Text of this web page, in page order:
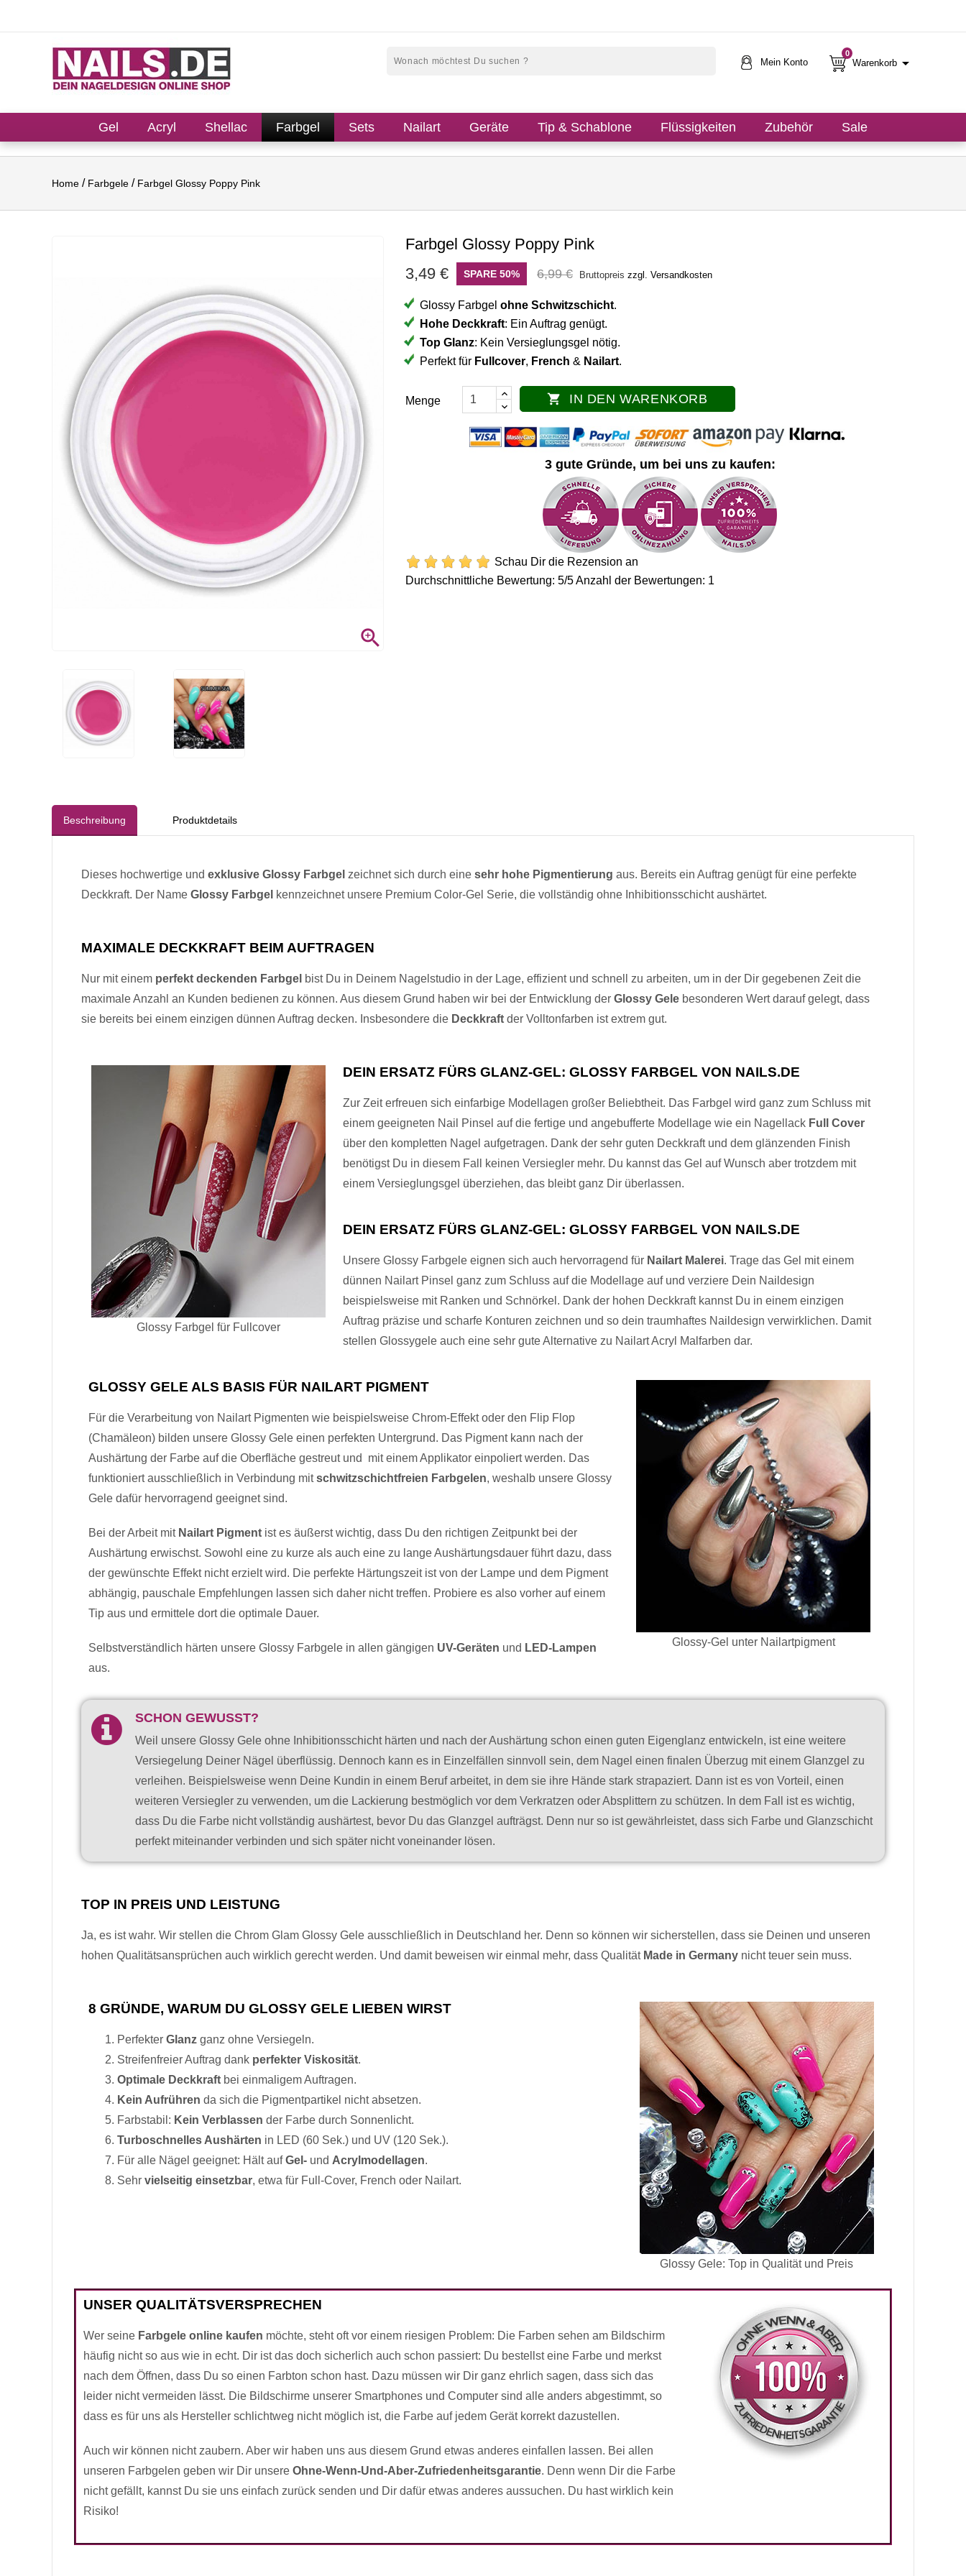
0
Warenkorb 
Mein Konto
Gel Acryl Shellac Farbgel Sets Nailart Geräte Tip & Schablone Flüssigkeiten Zubehör Sale
Home Farbgele Farbgel Glossy Poppy Pink

Farbgel Glossy Poppy Pink
3,49 €
SPARE 50% 6,99 € Bruttopreis zzgl. Versandkosten
Glossy Farbgel ohne Schwitzschicht.
Hohe Deckkraft: Ein Auftrag genügt.
Top Glanz: Kein Versieglungsgel nötig.
Perfekt für Fullcover, French & Nailart.
Menge  IN DEN WARENKORB
3 gute Gründe, um bei uns zu kaufen:
Schau Dir die Rezension an
Durchschnittliche Bewertung: 5/5 Anzahl der Bewertungen: 1
Beschreibung Produktdetails
Dieses hochwertige und exklusive Glossy Farbgel zeichnet sich durch eine sehr hohe Pigmentierung aus. Bereits ein Auftrag genügt für eine perfekte
Deckkraft. Der Name Glossy Farbgel kennzeichnet unsere Premium Color-Gel Serie, die vollständig ohne Inhibitionsschicht aushärtet.
MAXIMALE DECKKRAFT BEIM AUFTRAGEN
Nur mit einem perfekt deckenden Farbgel bist Du in Deinem Nagelstudio in der Lage, effizient und schnell zu arbeiten, um in der Dir gegebenen Zeit die
maximale Anzahl an Kunden bedienen zu können. Aus diesem Grund haben wir bei der Entwicklung der Glossy Gele besonderen Wert darauf gelegt, dass
sie bereits bei einem einzigen dünnen Auftrag decken. Insbesondere die Deckkraft der Volltonfarben ist extrem gut.
Glossy Farbgel für Fullcover
DEIN ERSATZ FÜRS GLANZ-GEL: GLOSSY FARBGEL VON NAILS.DE
Zur Zeit erfreuen sich einfarbige Modellagen großer Beliebtheit. Das Farbgel wird ganz zum Schluss mit
einem geeigneten Nail Pinsel auf die fertige und angebufferte Modellage wie ein Nagellack Full Cover
über den kompletten Nagel aufgetragen. Dank der sehr guten Deckkraft und dem glänzenden Finish
benötigst Du in diesem Fall keinen Versiegler mehr. Du kannst das Gel auf Wunsch aber trotzdem mit
einem Versieglungsgel überziehen, das bleibt ganz Dir überlassen.
DEIN ERSATZ FÜRS GLANZ-GEL: GLOSSY FARBGEL VON NAILS.DE
Unsere Glossy Farbgele eignen sich auch hervorragend für Nailart Malerei. Trage das Gel mit einem
dünnen Nailart Pinsel ganz zum Schluss auf die Modellage auf und verziere Dein Naildesign
beispielsweise mit Ranken und Schnörkel. Dank der hohen Deckkraft kannst Du in einem einzigen
Auftrag präzise und scharfe Konturen zeichnen und so dein traumhaftes Naildesign verwirklichen. Damit
stellen Glossygele auch eine sehr gute Alternative zu Nailart Acryl Malfarben dar.
GLOSSY GELE ALS BASIS FÜR NAILART PIGMENT
Für die Verarbeitung von Nailart Pigmenten wie beispielsweise Chrom-Effekt oder den Flip Flop
(Chamäleon) bilden unsere Glossy Gele einen perfekten Untergrund. Das Pigment kann nach der
Aushärtung der Farbe auf die Oberfläche gestreut und mit einem Applikator einpoliert werden. Das
funktioniert ausschließlich in Verbindung mitschwitzschichtfreien Farbgelen, weshalb unsere Glossy
Gele dafür hervorragend geeignet sind.
Bei der Arbeit mit Nailart Pigment ist es äußerst wichtig, dass Du den richtigen Zeitpunkt bei der
Aushärtung erwischst. Sowohl eine zu kurze als auch eine zu lange Aushärtungsdauer führt dazu, dass
der gewünschte Effekt nicht erzielt wird. Die perfekte Härtungszeit ist von der Lampe und dem Pigment
abhängig, pauschale Empfehlungen lassen sich daher nicht treffen. Probiere es also vorher auf einem
Tip aus und ermittele dort die optimale Dauer.
Selbstverständlich härten unsere Glossy Farbgele in allen gängigen UV-Geräten und LED-Lampen
aus.
Glossy-Gel unter Nailartpigment
SCHON GEWUSST?
Weil unsere Glossy Gele ohne Inhibitionsschicht härten und nach der Aushärtung schon einen guten Eigenglanz entwickeln, ist eine weitere
Versiegelung Deiner Nägel überflüssig. Dennoch kann es in Einzelfällen sinnvoll sein, dem Nagel einen finalen Überzug mit einem Glanzgel zu
verleihen. Beispielsweise wenn Deine Kundin in einem Beruf arbeitet, in dem sie ihre Hände stark strapaziert. Dann ist es von Vorteil, einen
weiteren Versiegler zu verwenden, um die Lackierung bestmöglich vor dem Verkratzen oder Absplittern zu schützen. In dem Fall ist es wichtig,
dass Du die Farbe nicht vollständig aushärtest, bevor Du das Glanzgel aufträgst. Denn nur so ist gewährleistet, dass sich Farbe und Glanzschicht
perfekt miteinander verbinden und sich später nicht voneinander lösen.
TOP IN PREIS UND LEISTUNG
Ja, es ist wahr. Wir stellen die Chrom Glam Glossy Gele ausschließlich in Deutschland her. Denn so können wir sicherstellen, dass sie Deinen und unseren
hohen Qualitätsansprüchen auch wirklich gerecht werden. Und damit beweisen wir einmal mehr, dass Qualität Made in Germany nicht teuer sein muss.
8 GRÜNDE, WARUM DU GLOSSY GELE LIEBEN WIRST
Perfekter Glanz ganz ohne Versiegeln.
Streifenfreier Auftrag dank perfekter Viskosität.
Optimale Deckkraft bei einmaligem Auftragen.
Kein Aufrühren da sich die Pigmentpartikel nicht absetzen.
Farbstabil: Kein Verblassen der Farbe durch Sonnenlicht.
Turboschnelles Aushärten in LED (60 Sek.) und UV (120 Sek.).
Für alle Nägel geeignet: Hält aufGel- und Acrylmodellagen.
Sehr vielseitig einsetzbar, etwa für Full-Cover, French oder Nailart.
Glossy Gele: Top in Qualität und Preis
UNSER QUALITÄTSVERSPRECHEN
Wer seine Farbgele online kaufen möchte, steht oft vor einem riesigen Problem: Die Farben sehen am Bildschirm
häufig nicht so aus wie in echt. Dir ist das doch sicherlich auch schon passiert: Du bestellst eine Farbe und merkst
nach dem Öffnen, dass Du so einen Farbton schon hast. Dazu müssen wir Dir ganz ehrlich sagen, dass sich das
leider nicht vermeiden lässt. Die Bildschirme unserer Smartphones und Computer sind alle anders abgestimmt, so
dass es für uns als Hersteller schlichtweg nicht möglich ist, die Farbe auf jedem Gerät korrekt dazustellen.
Auch wir können nicht zaubern. Aber wir haben uns aus diesem Grund etwas anderes einfallen lassen. Bei allen
unseren Farbgelen geben wir Dir unsere Ohne-Wenn-Und-Aber-Zufriedenheitsgarantie. Denn wenn Dir die Farbe
nicht gefällt, kannst Du sie uns einfach zurück senden und Dir dafür etwas anderes aussuchen. Du hast wirklich kein
Risiko!